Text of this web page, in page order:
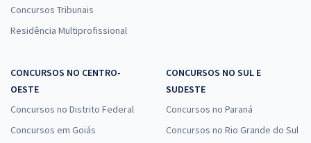
Concursos Tribunais
Residência Multiprofissional
CONCURSOS NO CENTRO-
OESTE
Concursos no Distrito Federal
Concursos em Goiás
CONCURSOS NO SUL E
SUDESTE
Concursos no Paraná
Concursos no Rio Grande do Sul